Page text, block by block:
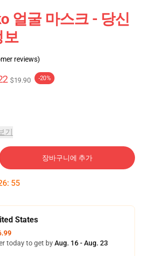
얼굴 마스크 - 당신
보
reviews)
$19.90 -20%
기
장바구니에 추가
: 54
States
today to get byAug. 16 - Aug. 23